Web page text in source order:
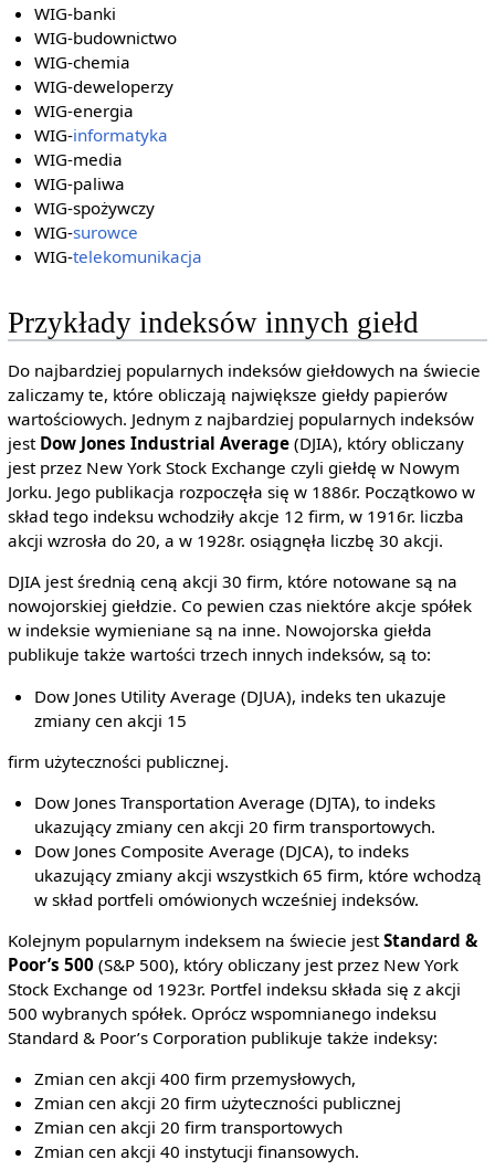
WIG-banki
WIG-budownictwo
WIG-chemia
WIG-deweloperzy
WIG-energia
WIG-informatyka
WIG-media
WIG-paliwa
WIG-spożywczy
WIG-surowce
WIG-telekomunikacja
Przykłady indeksów innych giełd
Do najbardziej popularnych indeksów giełdowych na świecie
zaliczamy te, które obliczają największe giełdy papierów
wartościowych. Jednym z najbardziej popularnych indeksów
jest Dow Jones Industrial Average(DJIA), który obliczany
jest przez New York Stock Exchange czyli giełdę w Nowym
Jorku. Jego publikacja rozpoczęła się w 1886r. Początkowo w
skład tego indeksu wchodziły akcje 12 firm, w 1916r. liczba
akcji wzrosła do 20, a w 1928r. osiągnęła liczbę 30 akcji.
DJIA jest średnią ceną akcji 30 firm, które notowane są na
nowojorskiej giełdzie. Co pewien czas niektóre akcje spółek
w indeksie wymieniane są na inne. Nowojorska giełda
publikuje także wartości trzech innych indeksów, są to:
Dow Jones Utility Average (DJUA), indeks ten ukazuje
zmiany cen akcji 15
firm użyteczności publicznej.
Dow Jones Transportation Average (DJTA), to indeks
ukazujący zmiany cen akcji 20 firm transportowych.
Dow Jones Composite Average (DJCA), to indeks
ukazujący zmiany akcji wszystkich 65 firm, które wchodzą
w skład portfeli omówionych wcześniej indeksów.
Kolejnym popularnym indeksem na świecie jestStandard &
Poor’s 500(S&P 500), który obliczany jest przez New York
Stock Exchange od 1923r. Portfel indeksu składa się z akcji
500 wybranych spółek. Oprócz wspomnianego indeksu
Standard & Poor’s Corporation publikuje także indeksy:
Zmian cen akcji 400 firm przemysłowych,
Zmian cen akcji 20 firm użyteczności publicznej
Zmian cen akcji 20 firm transportowych
Zmian cen akcji 40 instytucji finansowych.